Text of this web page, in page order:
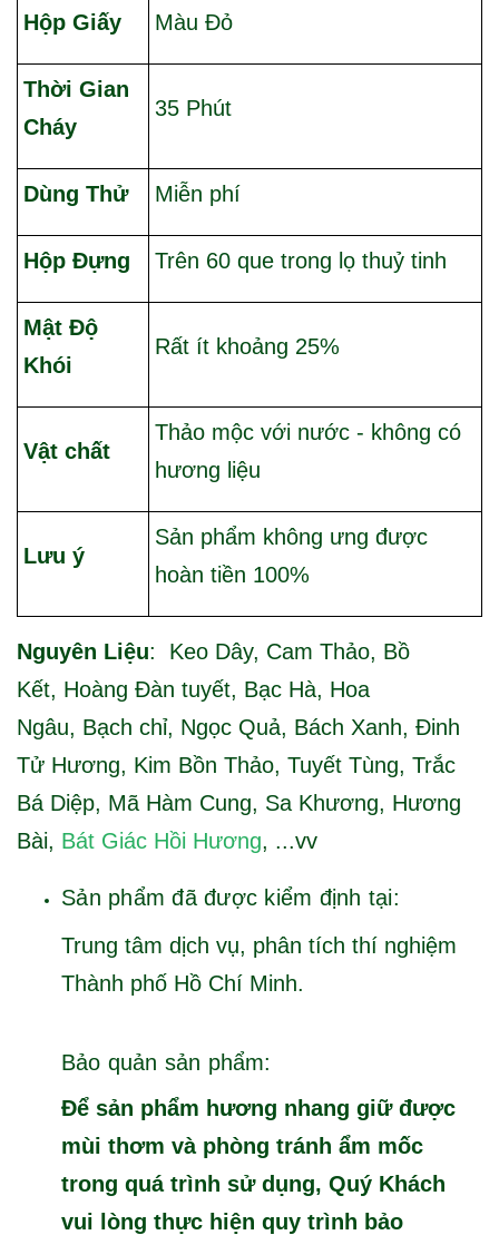
Hộp Giấy Màu Đỏ
Thời Gian
Cháy
35 Phút
Dùng Thử Miễn phí
Hộp Đựng Trên 60 que trong lọ thuỷ tinh
Mật Độ
Khói
Rất ít khoảng 25%
Vật chất
Thảo mộc với nước - không có
hương liệu
Lưu ý
Sản phẩm không ưng được
hoàn tiền 100%
Nguyên Liệu: Keo Dây, Cam Thảo, Bồ
Kết, Hoàng Đàn tuyết, Bạc Hà, Hoa
Ngâu, Bạch chỉ, Ngọc Quả, Bách Xanh, Đinh
Tử Hương, Kim Bồn Thảo, Tuyết Tùng, Trắc
Bá Diệp, Mã Hàm Cung, Sa Khương, Hương
Bài, Bát Giác Hồi Hương, ...vv
Sản phẩm đã được kiểm định tại:
Trung tâm dịch vụ, phân tích thí nghiệm
Thành phố Hồ Chí Minh.
Bảo quản sản phẩm:
Để sản phẩm hương nhang giữ được
mùi thơm và phòng tránh ẩm mốc
trong quá trình sử dụng, Quý Khách
vui lòng thực hiện quy trình bảo